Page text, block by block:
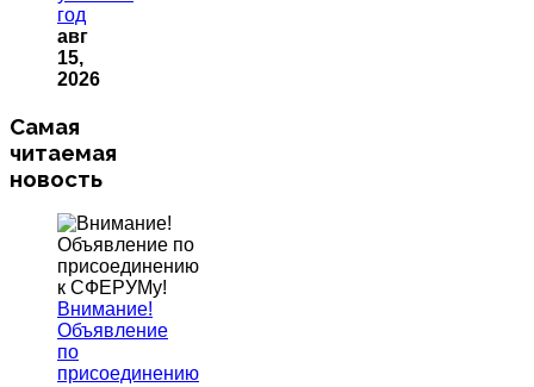
год
авг
15,
2026
Самая
читаемая
новость
Внимание!
Объявление
по
присоединению